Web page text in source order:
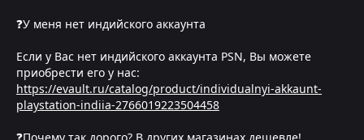
❓У меня нет индийского аккаунта
Если у Вас нет индийского аккаунта PSN, Вы можете
приобрести его у нас:
https://evault.ru/catalog/product/individualnyi-akkaunt-
playstation-indiia-2766019223504458